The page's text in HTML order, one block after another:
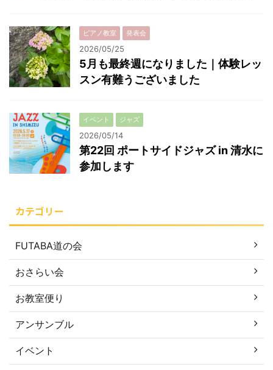
ピアノ教室 発表会
2026/05/25
5月も最終週になりました｜体験レッ
スン有難うございました
イベント ジャズ
2026/05/14
第22回 ポートサイドジャズ in 清水に
参加します
カテゴリー
FUTABA道の会
おさらい会
お教室便り
アンサンブル
イベント